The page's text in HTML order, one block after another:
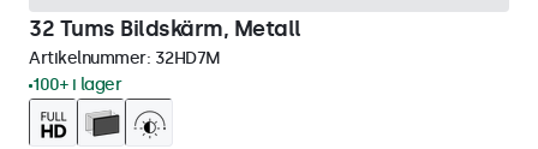
32 Tums Bildskärm, Metall
Artikelnummer: 32HD7M
100+ i lager